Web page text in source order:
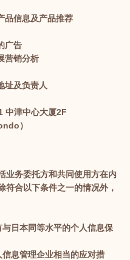
品信息及产品推荐
广告
营销分析
址及负责人
中津中心大厦2F
）
业务委托方和共同使用方在内
符合以下条件之一的情况外，
日本同等水平的个人信息保
息管理企业相当的应对措